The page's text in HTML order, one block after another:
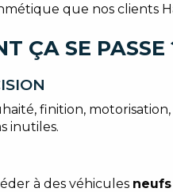
que nos clients
ÇA SE PASSE
finition,
inutiles.
à des véhicules